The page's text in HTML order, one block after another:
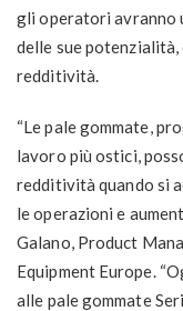
gli operatori avranno
delle sue
redditività.
“Le pale gommate,
lavoro più ostici,
redditività quando si
le operazioni e
Galano, Product
Equipment Europe.
alle pale gommate